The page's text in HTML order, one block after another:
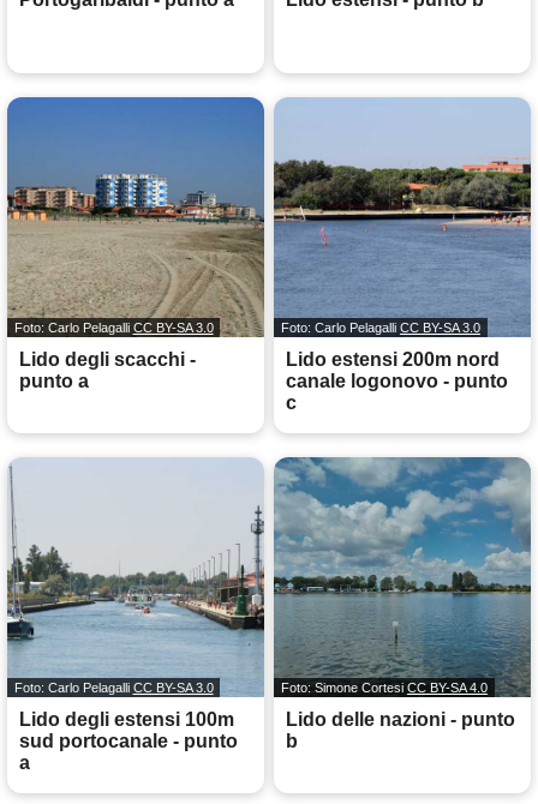
Foto: Carlo Pelagalli CC BY-SA 3.0
Lido degli scacchi -
punto a
Foto: Carlo Pelagalli CC BY-SA 3.0
Lido estensi 200m nord
canale logonovo - punto
c
Foto: Carlo Pelagalli CC BY-SA 3.0
Lido degli estensi 100m
sud portocanale - punto
a
Foto: Simone Cortesi CC BY-SA 4.0
Lido delle nazioni - punto
b